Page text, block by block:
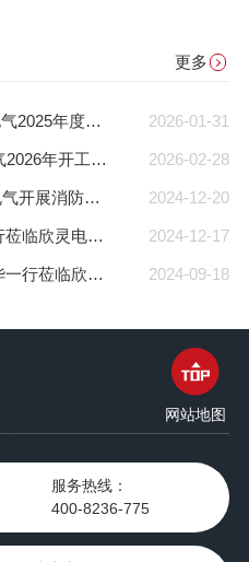
更多
2026-01-31
同“欣”同行 智领新程 | 欣灵电气2025年度表彰总结大会暨新年酒会成功举办！
2026-02-28
马上欣程 同心共跃 | 欣灵电气2026年开工大吉！
2024-12-20
预防为主，防治结合 | 欣灵电气开展消防应急预案演练活动
2024-12-17
温州市政协副主席陈胜峰一行莅临欣灵电气调研指导
2024-09-18
农工党浙江省委会主委葛明华一行莅临欣灵电气考察调研
网站地图
服务热线：
400-8236-775